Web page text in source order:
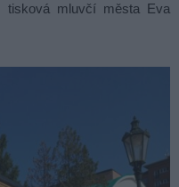
tisková mluvčí města Eva